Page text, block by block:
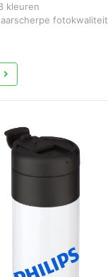
kleuren
fotokwaliteit